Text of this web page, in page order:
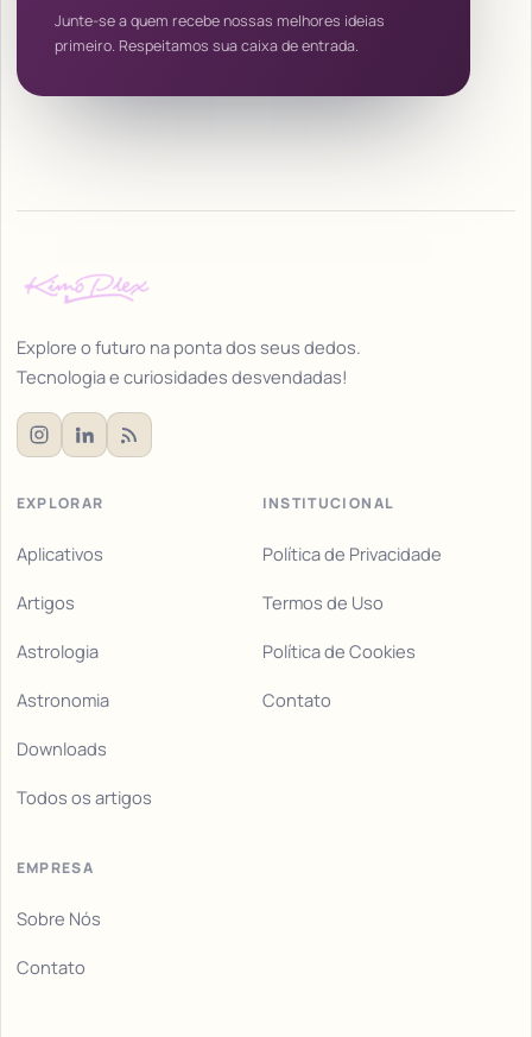
Junte-se a quem recebe nossas melhores ideias
primeiro. Respeitamos sua caixa de entrada.
Explore o futuro na ponta dos seus dedos.
Tecnologia e curiosidades desvendadas!
EXPLORAR
Aplicativos
Artigos
Astrologia
Astronomia
Downloads
Todos os artigos
INSTITUCIONAL
Política de Privacidade
Termos de Uso
Política de Cookies
Contato
EMPRESA
Sobre Nós
Contato